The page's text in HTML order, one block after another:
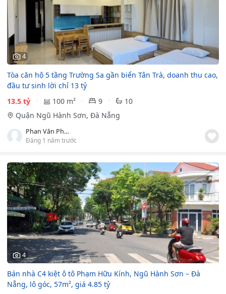
4
Tòa căn hộ 5 tầng Trường Sa gần biển Tân Trà, doanh thu cao,
đầu tư sinh lời chỉ 13 tỷ
13.5 tỷ
100 m² 9
10
Quận Ngũ Hành Sơn, Đà Nẵng
Phan Văn Phước
Đăng 1 năm trước
4
Bán nhà C4 kiệt ô tô Phạm Hữu Kính, Ngũ Hành Sơn – Đà
Nẵng, lô góc, 57m², giá 4.85 tỷ